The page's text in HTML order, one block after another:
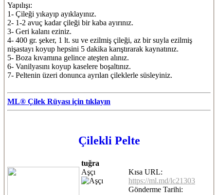
Yapılışı:
1- Çileği yıkayıp ayıklayınız.
2- 1-2 avuç kadar çileği bir kaba ayırınız.
3- Geri kalanı eziniz.
4- 400 gr. şeker, 1 lt. su ve ezilmiş çileği, az bir suyla ezilmiş
nişastayı koyup hepsini 5 dakika karıştırarak kaynatınız.
5- Boza kıvamına gelince ateşten alınız.
6- Vanilyasını koyup kaselere boşaltınız.
7- Peltenin üzeri donunca ayrılan çileklerle süsleyiniz.
ML® Çilek Rüyası için tıklayın
Çilekli Pelte
tuğra
Aşçı
Kısa URL:
https://ml.md/lc21303
Gönderme Tarihi: